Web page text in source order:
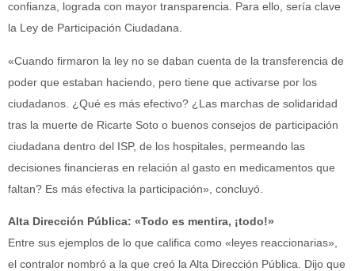
confianza, lograda con mayor transparencia. Para ello, sería clave
la Ley de Participación Ciudadana.
«Cuando firmaron la ley no se daban cuenta de la transferencia de
poder que estaban haciendo, pero tiene que activarse por los
ciudadanos. ¿Qué es más efectivo? ¿Las marchas de solidaridad
tras la muerte de Ricarte Soto o buenos consejos de participación
ciudadana dentro del ISP, de los hospitales, permeando las
decisiones financieras en relación al gasto en medicamentos que
faltan? Es más efectiva la participación», concluyó.
Alta Dirección Pública: «Todo es mentira, ¡todo!»
Entre sus ejemplos de lo que califica como «leyes reaccionarias»,
el contralor nombró a la que creó la Alta Dirección Pública. Dijo que